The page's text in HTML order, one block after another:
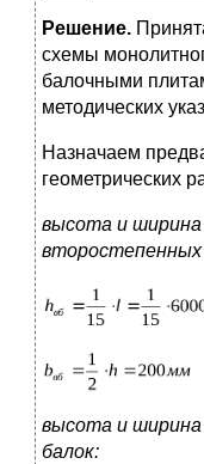
Решение.
схемы
балочными
методических
Назначаем
геометрических
высота и ширина
второстепенных
высота и ширина
балок: